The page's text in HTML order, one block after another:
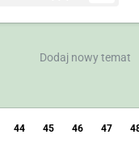
Dodaj nowy temat
44 45 46 47